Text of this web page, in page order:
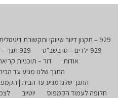
929 – תקנון דיוור שיווקי ותקשורת דיגיטלית
929 ילדים – טו בשב"ט
929 תנך – דף הבית
אודות
דור – תוכניות
התנך שלנו מגיע עד
התנך שלנו מגיע עד הבית |
חלופה לעמוד הקמפוס
יוטיוב